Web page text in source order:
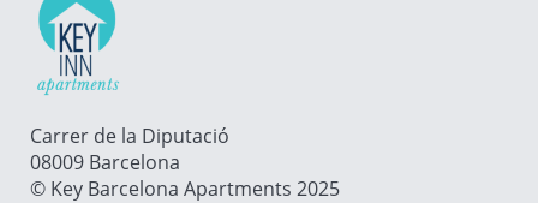
Carrer de la Diputació
08009 Barcelona
© Key Barcelona Apartments 2025